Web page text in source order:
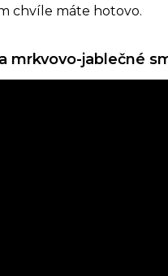
chvíle máte hotovo.
mrkvovo-jablečné